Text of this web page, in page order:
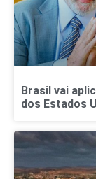
Brasil vai
dos Estados